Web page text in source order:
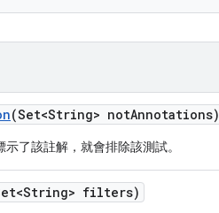
(Set<String> notAnnotations)
示了該註解，就會排除該測試。
filters)